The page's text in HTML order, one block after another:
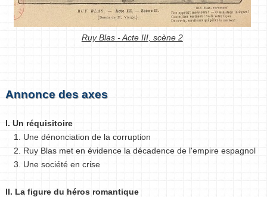
Ruy Blas - Acte III, scène 2
Annonce des axes
I. Un réquisitoire
1. Une dénonciation de la corruption
2. Ruy Blas met en évidence la décadence de l'empire espagnol
3. Une société en crise
II. La figure du héros romantique